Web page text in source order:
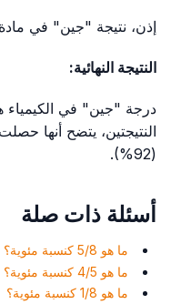
إذن، نتيجة "جين" في مادة
النتيجة النهائية:
درجة "جين" في الكيمياء
النتيجتين، يتضح أنها
(92%).
أسئلة ذات صلة
ما هو 5/8 كنسبة مئوية؟
ما هو 4/5 كنسبة مئوية؟
ما هو 1/8 كنسبة مئوية؟